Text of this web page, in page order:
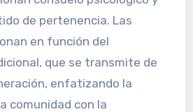
de pertenencia. Las
en función del
que se transmite de
enfatizando la
comunidad con la